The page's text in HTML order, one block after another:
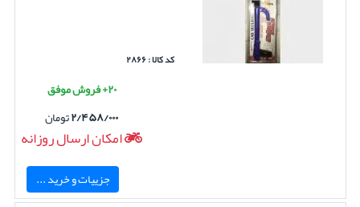
کد کالا : ۲۸۶۶
۲۰+ فروش موفق
۲/۴۵۸/۰۰۰تومان
امکان ارسال روزانه
جزییات و خرید ...